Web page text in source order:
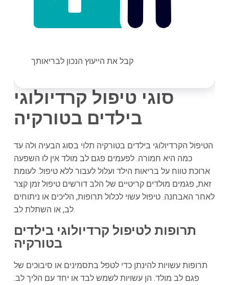
קבל את הייעוץ הנכון לבריאותך
סוגי טיפול קרדיולוגי
בילדים בטורקיה
הטיפול הקרדיולוגי בילדים בטורקיה תלוי בסוג הבעיה ולה עד
כמה היא חמורה. לפעמים פגם לב מולד אין לו השפעה
ארוכת טווח על בריאות הילד ועלול לעבור ללא טיפול. לעומת
זאת, פגמים מולדים קריטיים של הלב דורשים טיפול זמן קצר
לאחר האבחנה. טיפול עשוי לכלול תרופות, הליכים או ניתוחים
לב, או השתלת לב.
תרופות לטיפול קרדיולוגי בילדים
בטורקיה
תרופות עשויות להינתן כדי לטפל בתסמינים או סיבוכים של
פגם לב מולד. הן עשויות לשמש לבד או יחד עם הליך לב.